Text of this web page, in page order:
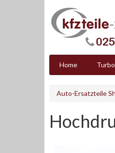
Home
Auto-Ersatzteile